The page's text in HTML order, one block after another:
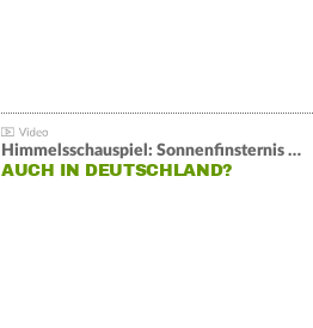
Himmelsschauspiel: Sonnenfinsternis über Spanien
AUCH IN DEUTSCHLAND?